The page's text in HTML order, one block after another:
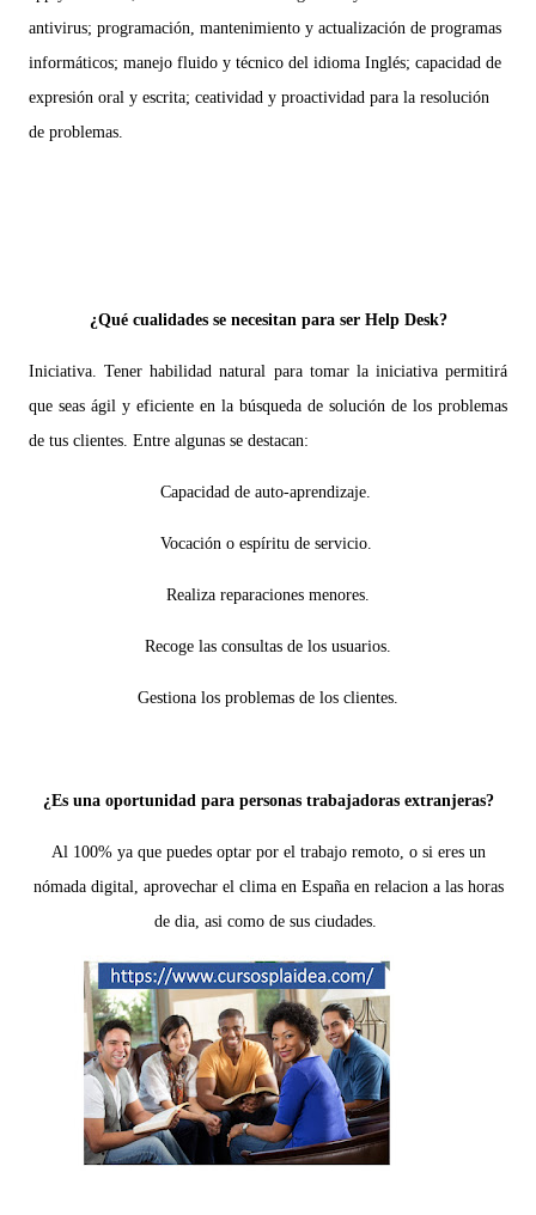
antivirus; programación, mantenimiento y actualización de programas
informáticos; manejo fluido y técnico del idioma Inglés; capacidad de
expresión oral y escrita; ceatividad y proactividad para la resolución
de problemas.
¿Qué cualidades se necesitan para ser Help Desk?
Iniciativa. Tener habilidad natural para tomar la iniciativa permitirá
que seas ágil y eficiente en la búsqueda de solución de los problemas
de tus clientes. Entre algunas se destacan:
Capacidad de auto-aprendizaje.
Vocación o espíritu de servicio.
Realiza reparaciones menores.
Recoge las consultas de los usuarios.
Gestiona los problemas de los clientes.
¿Es una oportunidad para personas trabajadoras extranjeras?
Al 100% ya que puedes optar por el trabajo remoto, o si eres un
nómada digital, aprovechar el clima en España en relacion a las horas
de dia, asi como de sus ciudades.